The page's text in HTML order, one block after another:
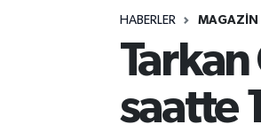
HABERLER MAGAZIN
saatte